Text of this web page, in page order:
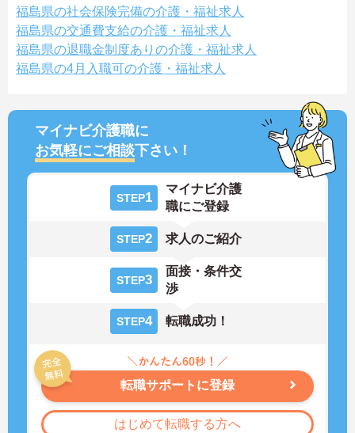
福島県の社会保険完備の介護・福祉求人
福島県の交通費支給の介護・福祉求人
福島県の退職金制度ありの介護・福祉求人
福島県の4月入職可の介護・福祉求人
マイナビ介護職に
お気軽にご相談下さい！
STEP1
マイナビ介護
職にご登録
STEP2 求人のご紹介
STEP3
面接・条件交
渉
STEP4 転職成功！
転職サポートに登録
はじめて転職する方へ